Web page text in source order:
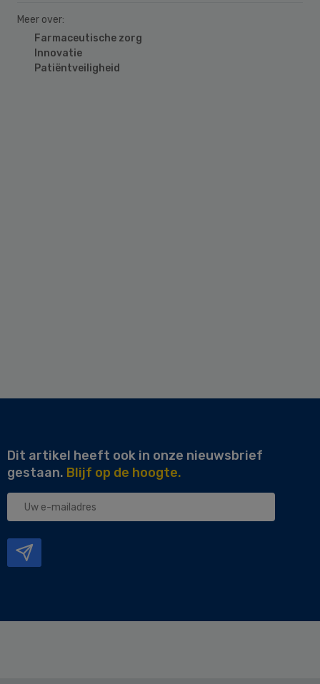
Meer over:
Farmaceutische zorg
Innovatie
Patiëntveiligheid
Dit artikel heeft ook in onze nieuwsbrief
gestaan. Blijf op de hoogte.
Uw